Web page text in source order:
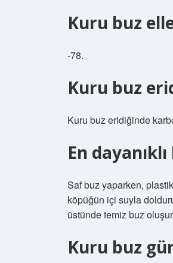
Kuru buz
-78.
Kuru buz
Kuru buz eridiğinde
En
Saf buz yaparken,
köpüğün içi suyla
üstünde temiz buz
Kuru buz